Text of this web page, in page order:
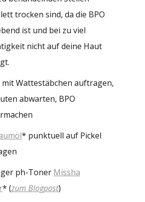
trocken sind, da die BPO
ist und bei zu viel
nicht auf deine Haut
Wattestäbchen auftragen,
abwarten, BPO
* punktuell auf Pickel
ph-Toner Missha
* (zum Blogpost)